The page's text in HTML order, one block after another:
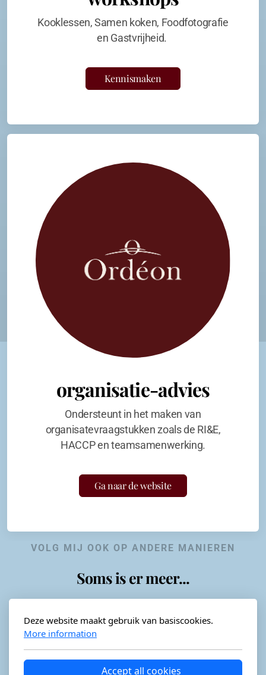
Kooklessen, Samen koken, Foodfotografie
en Gastvrijheid.
Kennismaken
organisatie-advies
Ondersteunt in het maken van
organisatevraagstukken zoals de RI&E,
HACCP en teamsamenwerking.
Ga naar de website
VOLG MIJ OOK OP ANDERE MANIEREN
Soms is er meer...
Horeca-advies
Deze website maakt gebruik van basiscookies.
More information
Accept all cookies